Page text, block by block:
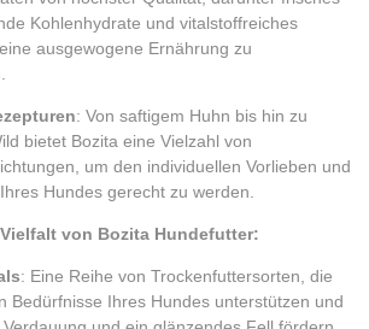
Kohlenhydrate und vitalstoffreiches
ausgewogene Ernährung zu
: Von saftigem Huhn bis hin zu
bietet Bozita eine Vielzahl von
um den individuellen Vorlieben und
Hundes gerecht zu werden.
von Bozita Hundefutter:
: Eine Reihe von Trockenfuttersorten, die
Bedürfnisse Ihres Hundes unterstützen und